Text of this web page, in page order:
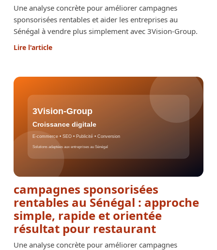
Une analyse concrète pour améliorer campagnes
sponsorisées rentables et aider les entreprises au
Sénégal à vendre plus simplement avec 3Vision-Group.
Lire l'article
campagnes sponsorisées
rentables au Sénégal : approche
simple, rapide et orientée
résultat pour restaurant
Une analyse concrète pour améliorer campagnes